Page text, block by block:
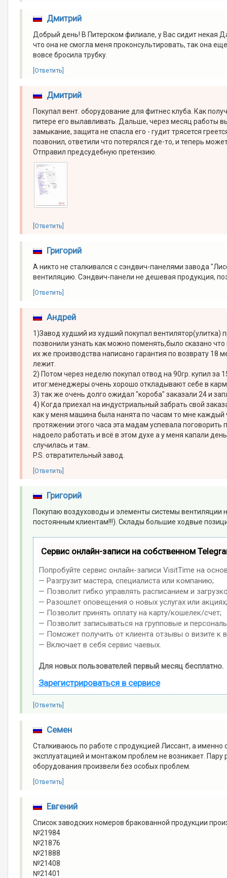
Дмитрий
Добрый день! В Питерском филиале, у Вас сидит некая
что она не смогла меня проконсультировать, так она
вовсе бросила трубку.
[Ответить]
Дмитрий
Покупал вент. оборудование для фитнес клуба. Как
питере его вылавливать. Дальше, через месяц работы
замыкание, защита не спасла его - гудит трясется
позвонил, ответили что потерялся где-то, и теперь
Отправил предсудебную претензию.
[Ответить]
Григорий
А никто не сталкивался с сэндвич-панелями завода
вентиляцию. Сэндвич-панели не дешевая продукция,
[Ответить]
Андрей
1)Завод худший из худший покупал
позвонили узнать как можно поменять,было сказано
их же производства написано гарантия по возврату 18
лежит.
2) Потом через неделю покупал отвод на 90гр. купил за
итог:менеджеры очень хорошо откладывают себе в
3) так же очень долго ожидал "короба" заказали 24 и
4) Когда приехал на индустриальный забрать свой
как у меня машина была нанята по часам то мне каждый
протяжении этого часа эта мадам успевала поговорить
надоело работать и всё в этом духе а у меня капали
случилась и там..
P.S. отвратительный завод.
[Ответить]
Григорий
Покупаю воздуховоды и элементы системы
постоянным клиентам!!!). Склады большие ходвые
Сервис онлайн-записи на собственном
Попробуйте сервис онлайн-записи VisitTime на
— Разгрузит мастера, специалиста или компанию;
— Позволит гибко управлять расписанием и
— Разошлет оповещения о новых услугах или
— Позволит принять оплату на карту/кошелек/счет;
— Позволит записываться на групповые и
— Поможет получить от клиента отзывы о визите к
— Включает в себя сервис чаевых.
Для новых пользователей первый месяц бесплатно.
Зарегистрироваться в сервисе
[Ответить]
Семен
Сталкиваюсь по работе с продукцией Лиссант, а
эксплуатацией и монтажом проблем не возникает.
оборудования произвели без особых проблем.
[Ответить]
Евгений
Список заводских номеров бракованной продукции
№21984
№21876
№21888
№21408
№21401